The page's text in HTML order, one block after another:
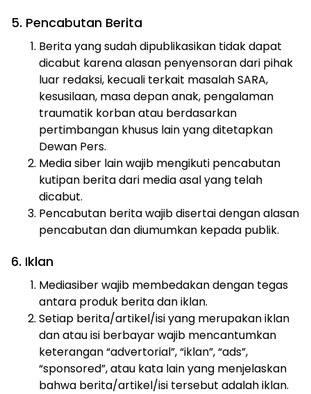
5. Pencabutan Berita
Berita yang sudah dipublikasikan tidak dapat
dicabut karena alasan penyensoran dari pihak
luar redaksi, kecuali terkait masalah SARA,
kesusilaan, masa depan anak, pengalaman
traumatik korban atau berdasarkan
pertimbangan khusus lain yang ditetapkan
Dewan Pers.
Media siber lain wajib mengikuti pencabutan
kutipan berita dari media asal yang telah
dicabut.
Pencabutan berita wajib disertai dengan alasan
pencabutan dan diumumkan kepada publik.
6. Iklan
Mediasiber wajib membedakan dengan tegas
antara produk berita dan iklan.
Setiap berita/artikel/isi yang merupakan iklan
dan atau isi berbayar wajib mencantumkan
keterangan “advertorial”, “iklan”, “ads”,
“sponsored”, atau kata lain yang menjelaskan
bahwa berita/artikel/isi tersebut adalah iklan.